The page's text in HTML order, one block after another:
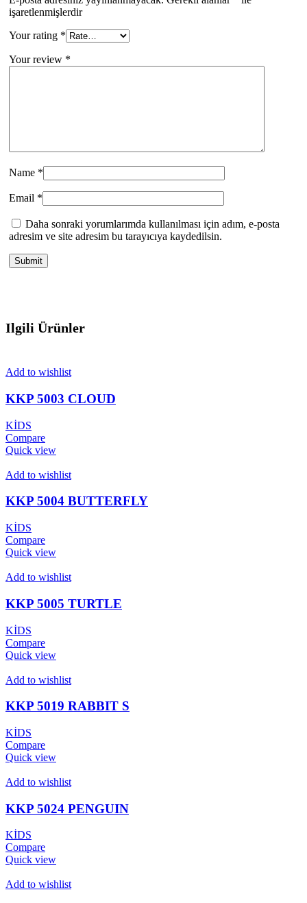
işaretlenmişlerdir
Your rating *
Your review *
Name *
Email *
Daha sonraki yorumlarımda kullanılması için adım, e-posta
adresim ve site adresim bu tarayıcıya kaydedilsin.
Ilgili Ürünler
Add to wishlist
KKP 5003 CLOUD
KİDS
Compare
Quick view
Add to wishlist
KKP 5004 BUTTERFLY
KİDS
Compare
Quick view
Add to wishlist
KKP 5005 TURTLE
KİDS
Compare
Quick view
Add to wishlist
KKP 5019 RABBIT S
KİDS
Compare
Quick view
Add to wishlist
KKP 5024 PENGUIN
KİDS
Compare
Quick view
Add to wishlist